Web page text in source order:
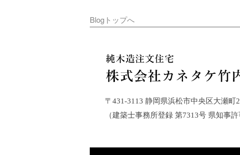
Blogトップへ
〒431-3113 静岡県浜松市中央区大瀬
（建築士事務所登録 第7313号 県知事